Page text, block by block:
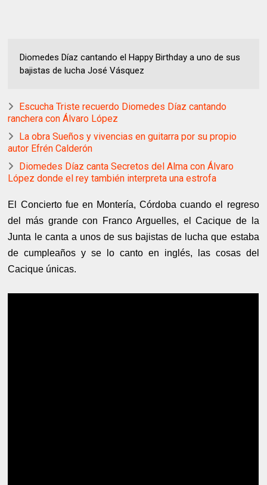
Diomedes Díaz cantando el Happy Birthday a uno de sus
bajistas de lucha José Vásquez
Escucha Triste recuerdo Diomedes Díaz cantando
ranchera con Álvaro López
La obra Sueños y vivencias en guitarra por su propio
autor Efrén Calderón
Diomedes Díaz canta Secretos del Alma con Álvaro
López donde el rey también interpreta una estrofa
El Concierto fue en Montería, Córdoba cuando el regreso
del más grande con Franco Arguelles, el Cacique de la
Junta le canta a unos de sus bajistas de lucha que estaba
de cumpleaños y se lo canto en inglés, las cosas del
Cacique únicas.